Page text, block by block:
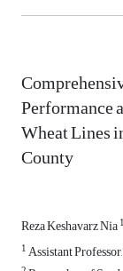
Performance
Wheat Lines
County
Reza Keshavarz Nia1
1Assistant